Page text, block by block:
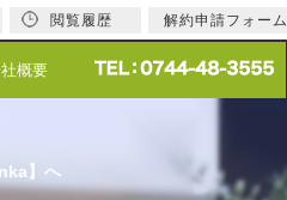
概要
】へ
閲覧履歴 解約申請フォーム